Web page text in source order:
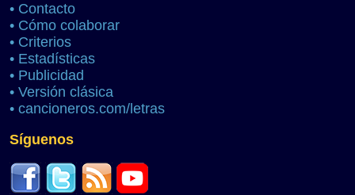
• Contacto
• Cómo colaborar
• Criterios
• Estadísticas
• Publicidad
• Versión clásica
• cancioneros.com/letras
Síguenos